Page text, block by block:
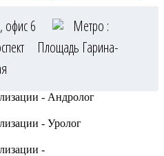
офис 6
Метро :
Площадь Гарина-
- Андролог
- Уролог
-